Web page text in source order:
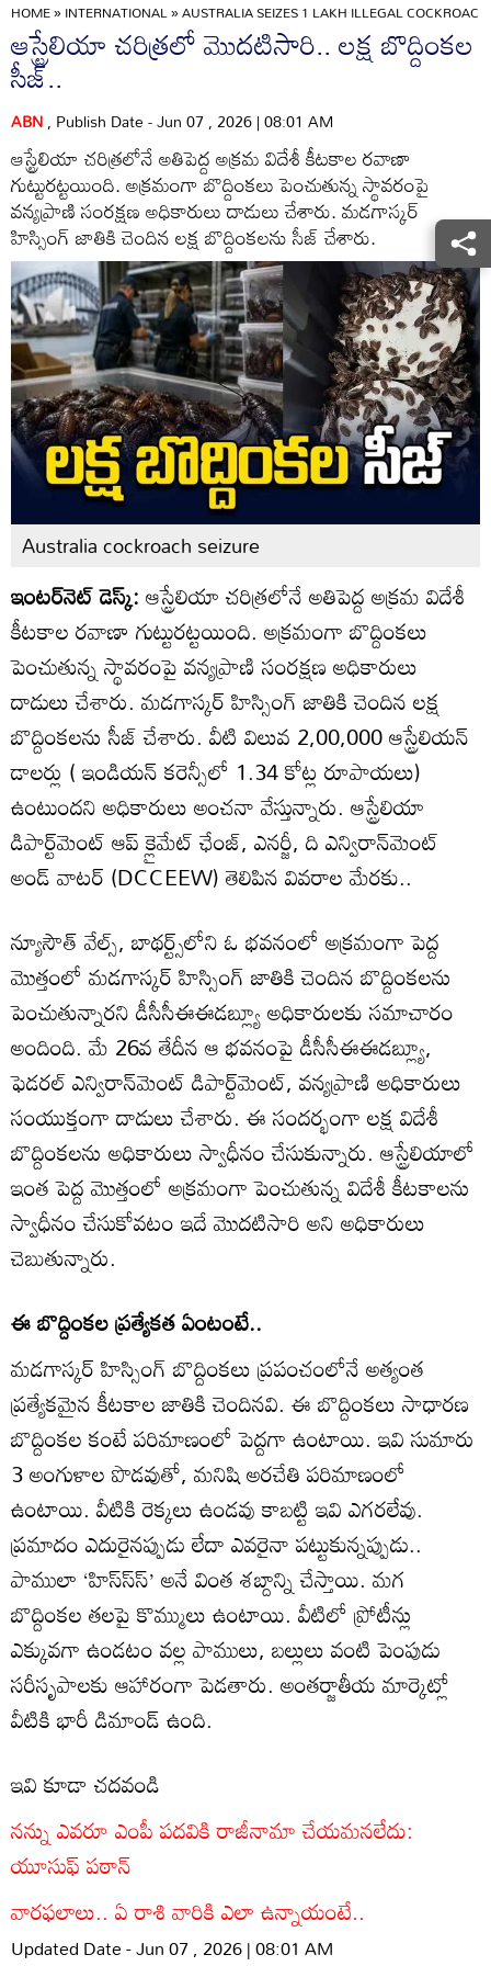
HOME»INTERNATIONAL»AUSTRALIA SEIZES 1 LAKH ILLEGAL
ఆస్ట్రేలియా చరిత్రలో మొదటిసారి.. లక్ష బొద్దింకల
సీజ్..
ABN, Publish Date - Jun 07 , 2026 | 08:01 AM
ఆస్ట్రేలియా చరిత్రలోనే అతిపెద్ద అక్రమ విదేశీ కీటకాల రవాణా
గుట్టురట్టయింది. అక్రమంగా బొద్దింకలు పెంచుతున్న స్థావరంపై
వన్యప్రాణి సంరక్షణ అధికారులు దాడులు చేశారు. మడగాస్కర్
హిస్సింగ్ జాతికి చెందిన లక్ష బొద్దింకలను సీజ్ చేశారు.
Australia cockroach seizure
ఇంటర్‌నెట్ డెస్క్:ఆస్ట్రేలియా చరిత్రలోనే అతిపెద్ద అక్రమ విదేశీ
కీటకాల రవాణా గుట్టురట్టయింది. అక్రమంగా బొద్దింకలు
పెంచుతున్న స్థావరంపై వన్యప్రాణి సంరక్షణ అధికారులు
దాడులు చేశారు. మడగాస్కర్ హిస్సింగ్ జాతికి చెందిన లక్ష
బొద్దింకలను సీజ్ చేశారు. వీటి విలువ 2,00,000 ఆస్ట్రేలియన్
డాలర్లు ( ఇండియన్ కరెన్సీలో 1.34 కోట్ల రూపాయలు)
ఉంటుందని అధికారులు అంచనా వేస్తున్నారు. ఆస్ట్రేలియా
డిపార్ట్‌మెంట్ ఆప్ క్లైమేట్ ఛేంజ్, ఎనర్జీ, ది ఎన్విరాన్‌మెంట్
అండ్ వాటర్ (DCCEEW) తెలిపిన వివరాల మేరకు..
న్యూసౌత్ వేల్స్, బాథర్ట్స్‌లోని ఓ భవనంలో అక్రమంగా పెద్ద
మొత్తంలో మడగాస్కర్ హిస్సింగ్ జాతికి చెందిన బొద్దింకలను
పెంచుతున్నారని డీసీసీఈఈడబ్ల్యూ అధికారులకు సమాచారం
అందింది. మే 26వ తేదీన ఆ భవనంపై డీసీసీఈఈడబ్ల్యూ,
ఫెడరల్ ఎన్విరాన్‌మెంట్ డిపార్ట్‌మెంట్, వన్యప్రాణి అధికారులు
సంయుక్తంగా దాడులు చేశారు. ఈ సందర్భంగా లక్ష విదేశీ
బొద్దింకలను అధికారులు స్వాధీనం చేసుకున్నారు. ఆస్ట్రేలియాలో
ఇంత పెద్ద మొత్తంలో అక్రమంగా పెంచుతున్న విదేశీ కీటకాలను
స్వాధీనం చేసుకోవటం ఇదే మొదటిసారి అని అధికారులు
చెబుతున్నారు.
ఈ బొద్దింకల ప్రత్యేకత ఏంటంటే..
మడగాస్కర్ హిస్సింగ్ బొద్దింకలు ప్రపంచంలోనే అత్యంత
ప్రత్యేకమైన కీటకాల జాతికి చెందినవి. ఈ బొద్దింకలు సాధారణ
బొద్దింకల కంటే పరిమాణంలో పెద్దగా ఉంటాయి. ఇవి సుమారు
3 అంగుళాల పొడవుతో, మనిషి అరచేతి పరిమాణంలో
ఉంటాయి. వీటికి రెక్కలు ఉండవు కాబట్టి ఇవి ఎగరలేవు.
ప్రమాదం ఎదురైనప్పుడు లేదా ఎవరైనా పట్టుకున్నప్పుడు..
పాములా ‘హిస్‌స్‌స్’ అనే వింత శబ్దాన్ని చేస్తాయి. మగ
బొద్దింకల తలపై కొమ్ములు ఉంటాయి. వీటిలో ప్రోటీన్లు
ఎక్కువగా ఉండటం వల్ల పాములు, బల్లులు వంటి పెంపుడు
సరీసృపాలకు ఆహారంగా పెడతారు. అంతర్జాతీయ మార్కెట్లో
వీటికి భారీ డిమాండ్ ఉంది.
ఇవి కూడా చదవండి
నన్ను ఎవరూ ఎంపీ పదవికి రాజీనామా చేయమనలేదు:
యూసుఫ్ పఠాన్
వారఫలాలు.. ఏ రాశి వారికి ఎలా ఉన్నాయంటే..
Updated Date - Jun 07 , 2026 | 08:01 AM